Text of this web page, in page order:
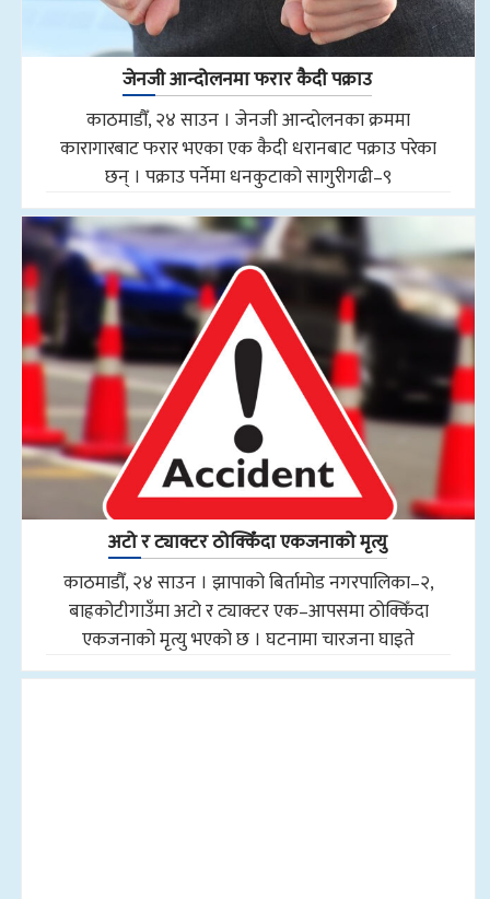
जेनजी आन्दोलनमा फरार कैदी पक्राउ
काठमाडौँ, २४ साउन । जेनजी आन्दोलनका क्रममा
कारागारबाट फरार भएका एक कैदी धरानबाट पक्राउ परेका
छन् । पक्राउ पर्नेमा धनकुटाको सागुरीगढी–९
अटो र ट्याक्टर ठोक्किँदा एकजनाको मृत्यु
काठमाडौँ, २४ साउन । झापाको बिर्तामोड नगरपालिका–२,
बाह्रकोटीगाउँमा अटो र ट्याक्टर एक–आपसमा ठोक्किँदा
एकजनाको मृत्यु भएको छ । घटनामा चारजना घाइते